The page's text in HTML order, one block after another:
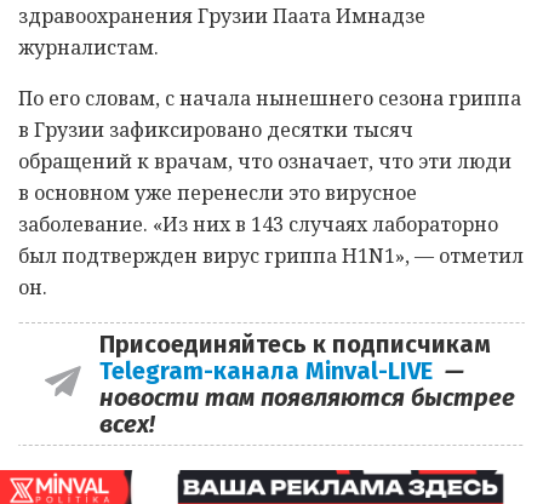
здравоохранения Грузии Паата Имнадзе
журналистам.
По его словам, с начала нынешнего сезона гриппа
в Грузии зафиксировано десятки тысяч
обращений к врачам, что означает, что эти люди
в основном уже перенесли это вирусное
заболевание. «Из них в 143 случаях лабораторно
был подтвержден вирус гриппа H1N1», — отметил
он.
Присоединяйтесь к подписчикам
Telegram-канала Minval-LIVE —
новости там появляются быстрее
всех!